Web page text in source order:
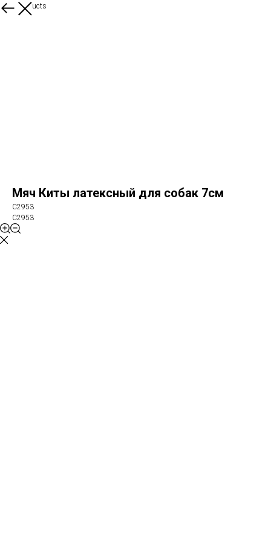
More products
Мяч Киты латексный для собак 7см
C2953
C2953